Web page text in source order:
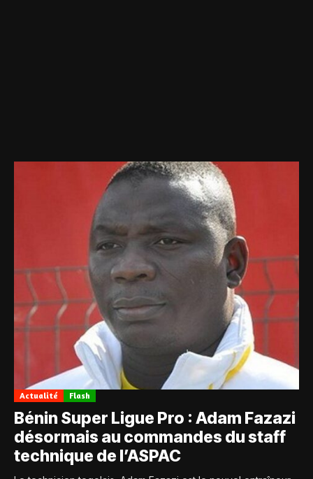
Actualité Flash
Bénin Super Ligue Pro : Adam Fazazi
désormais au commandes du staff
technique de l’ASPAC